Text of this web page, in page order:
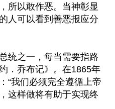
所以敢作恶。当神彰显
人可以看到善恶报应分
统之一，每当需要指路
．乔布记》。在1865年
“我们必须完全遵循上帝
这样做将有助于实现终